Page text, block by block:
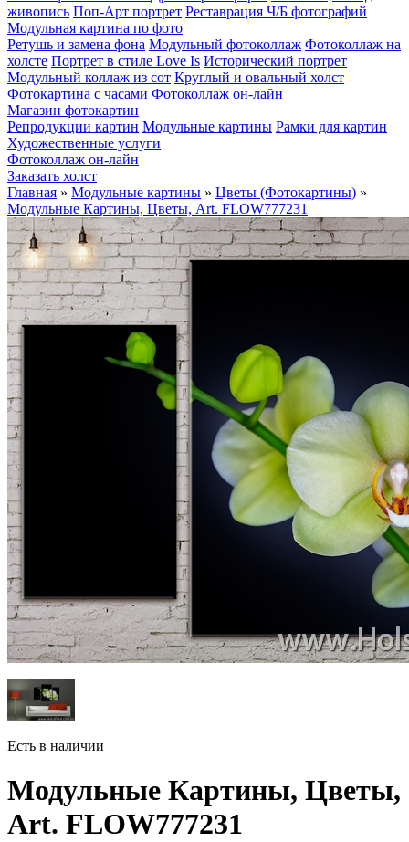
живопись Поп-Арт портрет Реставрация Ч/Б фотографий
Модульная картина по фото
Ретушь и замена фона Модульный фотоколлаж Фотоколлаж на
холсте Портрет в стиле Love Is Исторический портрет
Модульный коллаж из сот Круглый и овальный холст
Фотокартина с часами Фотоколлаж он-лайн
Магазин фотокартин
Репродукции картин Модульные картины Рамки для картин
Художественные услуги
Фотоколлаж он-лайн
Заказать холст
Главная » Модульные картины » Цветы (Фотокартины) »
Модульные Картины, Цветы, Art. FLOW777231
Есть в наличии
Модульные Картины, Цветы,
Art. FLOW777231